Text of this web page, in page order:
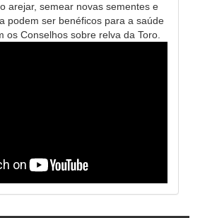
arejar, semear novas sementes e
podem ser benéficos para a saúde
os Conselhos sobre relva da Toro.